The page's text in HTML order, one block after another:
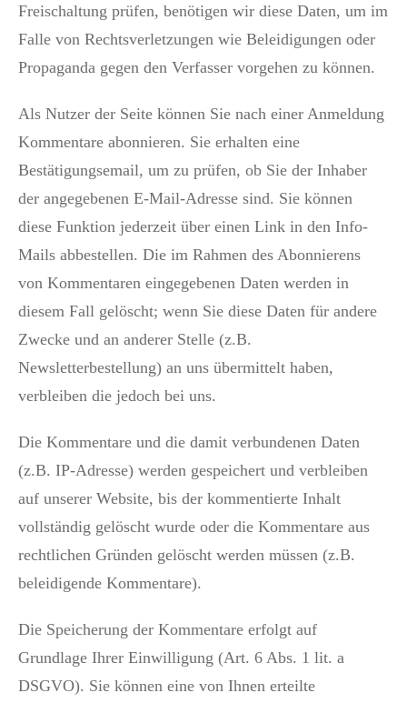
Freischaltung prüfen, benötigen wir diese Daten, um im
Falle von Rechtsverletzungen wie Beleidigungen oder
Propaganda gegen den Verfasser vorgehen zu können.
Als Nutzer der Seite können Sie nach einer Anmeldung
Kommentare abonnieren. Sie erhalten eine
Bestätigungsemail, um zu prüfen, ob Sie der Inhaber
der angegebenen E-Mail-Adresse sind. Sie können
diese Funktion jederzeit über einen Link in den Info-
Mails abbestellen. Die im Rahmen des Abonnierens
von Kommentaren eingegebenen Daten werden in
diesem Fall gelöscht; wenn Sie diese Daten für andere
Zwecke und an anderer Stelle (z.B.
Newsletterbestellung) an uns übermittelt haben,
verbleiben die jedoch bei uns.
Die Kommentare und die damit verbundenen Daten
(z.B. IP-Adresse) werden gespeichert und verbleiben
auf unserer Website, bis der kommentierte Inhalt
vollständig gelöscht wurde oder die Kommentare aus
rechtlichen Gründen gelöscht werden müssen (z.B.
beleidigende Kommentare).
Die Speicherung der Kommentare erfolgt auf
Grundlage Ihrer Einwilligung (Art. 6 Abs. 1 lit. a
DSGVO). Sie können eine von Ihnen erteilte